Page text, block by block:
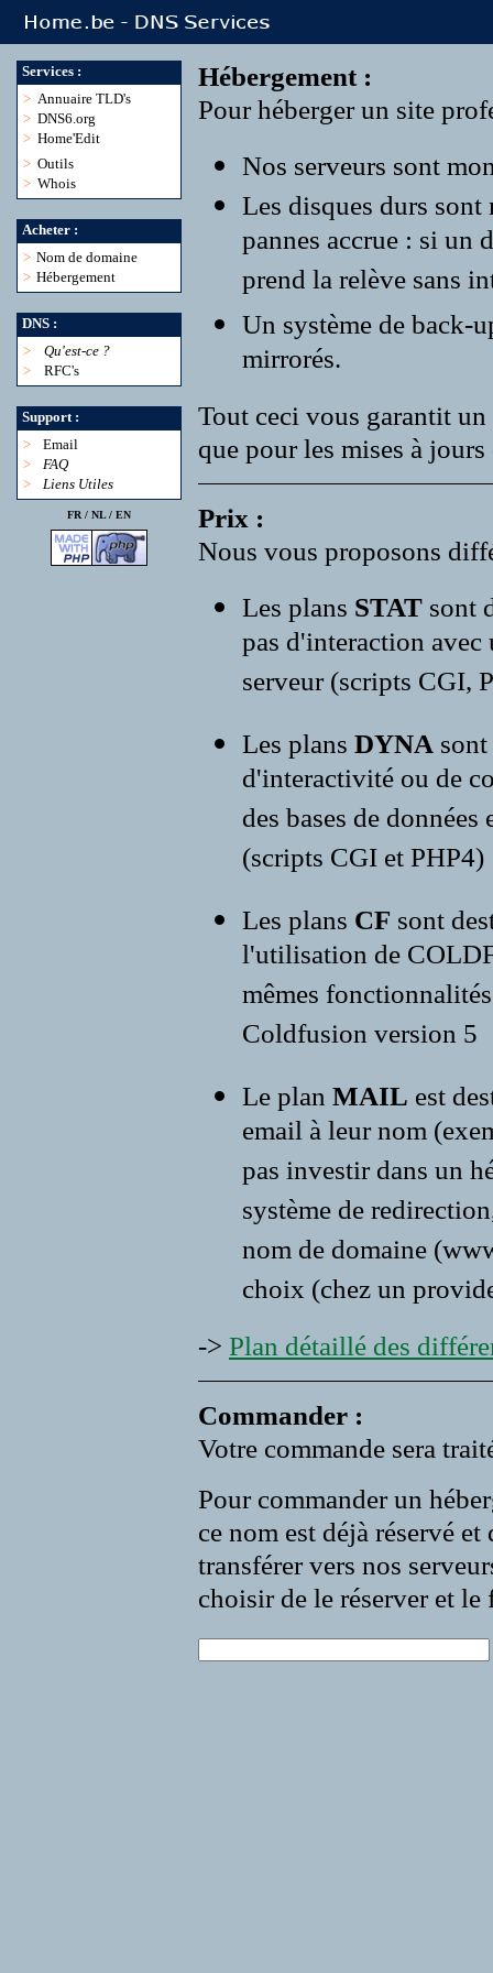
Services :
> Annuaire TLD's
> DNS6.org
> Home'Edit
> Outils
> Whois
Acheter :
> Nom de domaine
> Hébergement
DNS :
>
Qu'est-ce ?
>
RFC's
Support :
>
Email
>
FAQ
>
Liens Utiles
FR / NL/ EN
Hébergement :
Pour héberger un site
Nos serveurs sont
Les disques durs
pannes accrue : si un
prend la relève sans
Un système de back-
mirrorés.
Tout ceci vous garantit
que pour les mises à
Prix :
Nous vous proposons
Les plans STAT sont
pas d'interaction avec
serveur (scripts CGI,
Les plans DYNA
d'interactivité ou de
des bases de
(scripts CGI et PHP4)
Les plans CF sont
l'utilisation de
mêmes
Coldfusion version 5
Le plan MAIL est
email à leur nom
pas investir dans un
système de
nom de domaine
choix (chez un
-> Plan détaillé des
Commander :
Votre commande sera
Pour commander un
ce nom est déjà réservé
transférer vers nos
choisir de le réserver et